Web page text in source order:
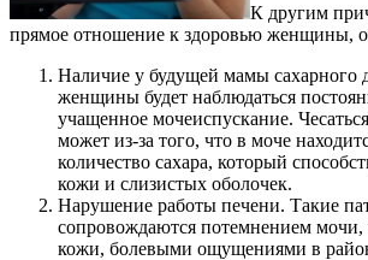
К другим
прямое отношение к здоровью женщины,
Наличие у будущей мамы сахарного
женщины будет наблюдаться
учащенное мочеиспускание.
может из-за того, что в моче
количество сахара, который
кожи и слизистых оболочек.
Нарушение работы печени. Такие
сопровождаются потемнением
кожи, болевыми ощущениями в